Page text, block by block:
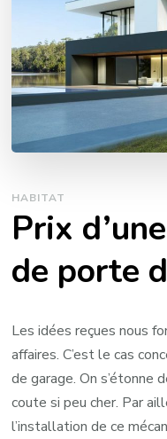
HABITAT
Prix
de porte
Les idées reçues nous
affaires. C’est le cas
de garage. On s’étonne
coute si peu cher. Par
l’installation de ce